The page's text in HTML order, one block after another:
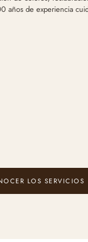
años de experiencia
LOS SERVICIOS